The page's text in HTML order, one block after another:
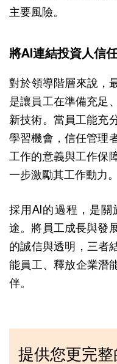
主要風險。
將AI連結投資人信
對於領導階層來說，
是讓員工在準備充足
新技術。當員工能充
學習機會，信任管理
工作的意義與工作保
一步激勵其工作動力。
採用AI的過程，是
途。將員工成長與發
的誠信與透明，三者
能員工、釋放企業潛
伴。
提供您更完